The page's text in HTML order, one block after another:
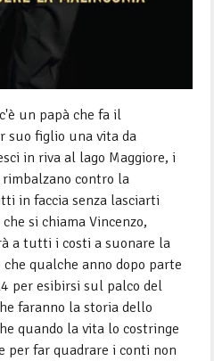
un papà che fa il
suo figlio una vita da
in riva al lago Maggiore, i
contro la
in faccia senza lasciarti
si chiama Vincenzo,
a tutti i costi a suonare la
qualche anno dopo parte
per esibirsi sul palco del
faranno la storia dello
quando la vita lo costringe
per far quadrare i conti non